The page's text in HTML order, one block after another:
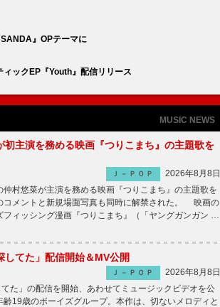
』OPテーマに
ックEP『Youth』配信リリース
MUSIC NEWS
初主演を務める映画『つりこまち』の主題歌を
Ｊ－ＰＯＰ
2026年8月8日
村悠菜が主演を務める映画『つりこまち』の主題歌を
コメントと新規場面写真も同時に解禁された。 映画の
フィッシング漫画『つりこまち』（「ヤングガンガン …
てた」配信開始＆MV公開
Ｊ－ＰＯＰ
2026年8月8日
た」の配信を開始、あわせてミュージックビデオを公
19歳のボーイズグループ。本作は、切ないメロディと